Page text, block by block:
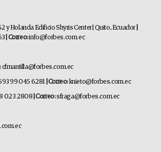
y Holanda Edificio Shyris Center | Quito, Ecuador
| Correo:info@forbes.com.ec
cfmantilla@forbes.com.ec
99 045 6281 | Correo:knieto@forbes.com.ec
023 2808 | Correo:sfraga@forbes.com.ec